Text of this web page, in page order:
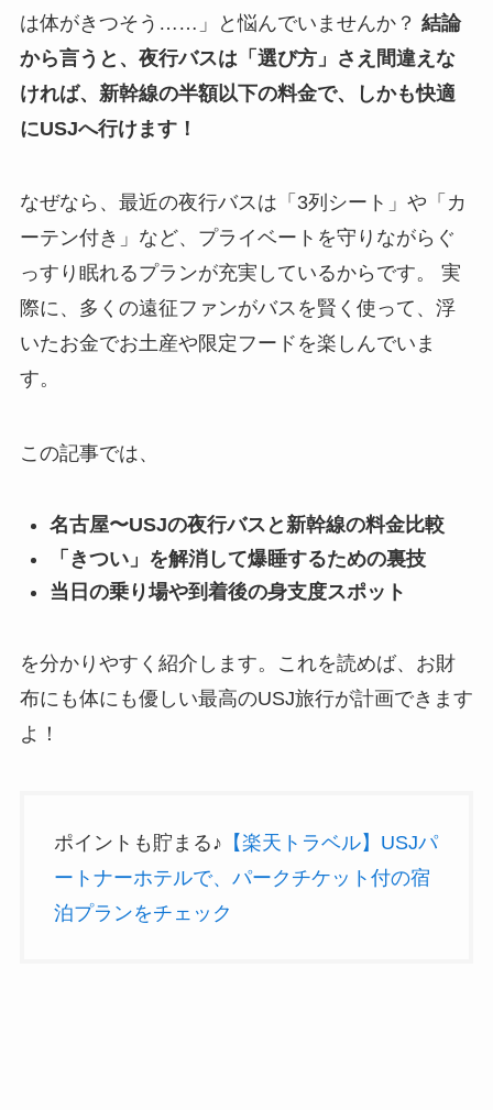
は体がきつそう……」と悩んでいませんか？ 結論
から言うと、夜行バスは「選び方」さえ間違えな
ければ、新幹線の半額以下の料金で、しかも快適
にUSJへ行けます！
なぜなら、最近の夜行バスは「3列シート」や「カ
ーテン付き」など、プライベートを守りながらぐ
っすり眠れるプランが充実しているからです。 実
際に、多くの遠征ファンがバスを賢く使って、浮
いたお金でお土産や限定フードを楽しんでいま
す。
この記事では、
名古屋〜USJの夜行バスと新幹線の料金比較
「きつい」を解消して爆睡するための裏技
当日の乗り場や到着後の身支度スポット
を分かりやすく紹介します。これを読めば、お財
布にも体にも優しい最高のUSJ旅行が計画できます
よ！
ポイントも貯まる♪ 【楽天トラベル】USJパ
ートナーホテルで、パークチケット付の宿
泊プランをチェック